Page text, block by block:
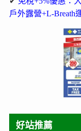
戶外露營+L-Breath
好站推薦